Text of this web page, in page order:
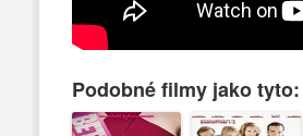
Podobné filmy jako tyto: